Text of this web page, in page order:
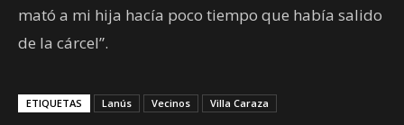
mató a mi hija hacía poco tiempo que había salido
de la cárcel”.
ETIQUETAS Lanús Vecinos Villa Caraza